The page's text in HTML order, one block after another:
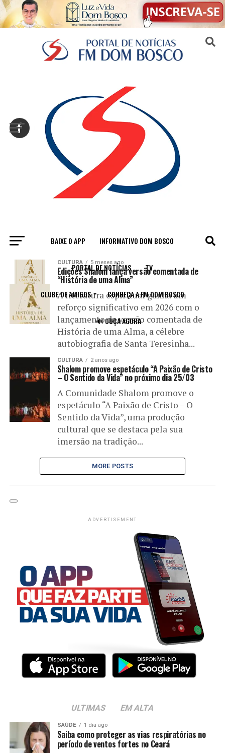
BAIXE O APP INFORMATIVO DOM BOSCO
PORTAL DE NOTÍCIAS TV
CLUBE DE AMIGOS CONHEÇA A FM DOM BOSCO
🔊 OUÇA AGORA
All posts tagged "comunidade Shalom"
CULTURA 5 meses ago
Edições Shalom lança versão comentada de
“História de uma Alma”
A literatura espiritual ganha um
reforço significativo em 2026 com o
lançamento da versão comentada de
História de uma Alma, a célebre
autobiografia de Santa Teresinha...
CULTURA 2 anos ago
Shalom promove espetáculo “A Paixão de Cristo
– O Sentido da Vida” no próximo dia 25/03
A Comunidade Shalom promove o
espetáculo “A Paixão de Cristo – O
Sentido da Vida”, uma produção
cultural que se destaca pela sua
imersão na tradição...
MORE POSTS
ADVERTISEMENT
ULTIMAS EM ALTA
SAÚDE 1 dia ago
Saiba como proteger as vias respiratórias no
período de ventos fortes no Ceará
Sair da versão mobile